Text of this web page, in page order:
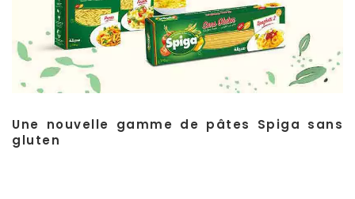
Une nouvelle gamme de pâtes Spiga sans
gluten